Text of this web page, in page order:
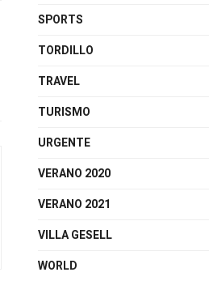
SPORTS
TORDILLO
TRAVEL
TURISMO
URGENTE
VERANO 2020
VERANO 2021
VILLA GESELL
WORLD